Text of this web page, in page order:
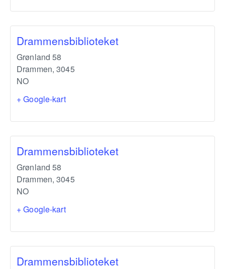
Drammensbiblioteket
Grønland 58
Drammen, 3045
NO
+ Google-kart
Drammensbiblioteket
Grønland 58
Drammen, 3045
NO
+ Google-kart
Drammensbiblioteket